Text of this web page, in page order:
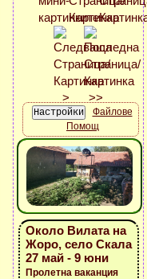
Файлове
Помощ
Около Вилата на
Жоро, село Скала
27 май - 9 юни
Пролетна ваканция